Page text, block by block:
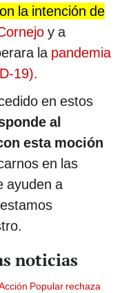
la intención de
y a
la pandemia
19).
en estos
al
esta moción
en las
ayuden a
noticias
Popular rechaza